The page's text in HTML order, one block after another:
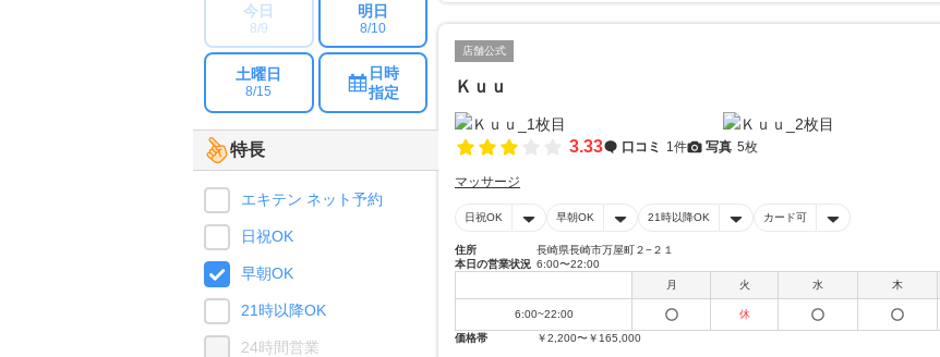
店舗公式
Ｋｕｕ
3.33 口コミ 1件 写真 5枚
マッサージ
日祝OK 早朝OK 21時以降OK カード可
住所
長崎県長崎市万屋町２−２１
本日の営業状況 6:00〜22:00
月
火 水 木
6:00~22:00
休
価格帯
￥2,200〜￥165,000
今日
8/9
明日
8/10
土曜日
8/15
日時
指定
特長
エキテン ネット予約
日祝OK
早朝OK
21時以降OK
24時間営業